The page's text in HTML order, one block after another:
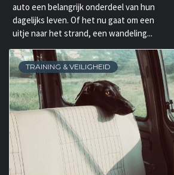
auto een belangrijk onderdeel van hun
dagelijks leven. Of het nu gaat om een
uitje naar het strand, een wandeling...
TRAINING & VEILIGHEID